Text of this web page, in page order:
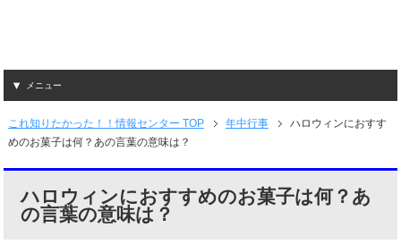
メニュー
これ知りたかった！！情報センター TOP 年中行事
ハロウィンにおすす
めのお菓子は何？あの言葉の意味は？
ハロウィンにおすすめのお菓子は何？あ
の言葉の意味は？